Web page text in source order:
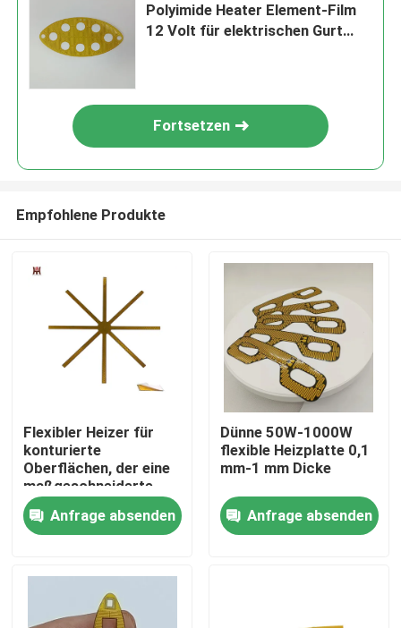
Haus
Videos
Polyimide Heater Element-Film
12 Volt für elektrischen Gurt
Fortsetzen
Empfohlene Produkte
Flexibler Heizer für
konturierte
Oberflächen, der eine
maßgeschneiderte
Wärmeverteilung
ermöglicht
Anfrage absenden
Dünne 50W-1000W
flexible Heizplatte 0,1
mm-1 mm Dicke
Anfrage absenden